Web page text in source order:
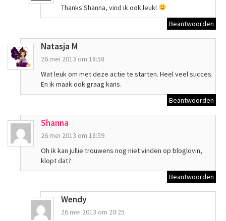
Thanks Shanna, vind ik ook leuk!
Beantwoorden
Natasja M
26 mei 2013 om 18:58
Wat leuk om met deze actie te starten. Heel veel succes.
En ik maak ook graag kans.
Beantwoorden
Shanna
26 mei 2013 om 18:59
Oh ik kan jullie trouwens nog niet vinden op bloglovin,
klopt dat?
Beantwoorden
Wendy
26 mei 2013 om 20:25